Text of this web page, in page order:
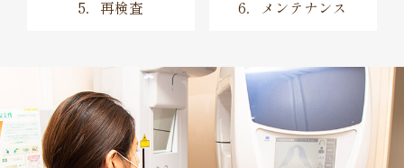
5．再検査 6．メンテナンス